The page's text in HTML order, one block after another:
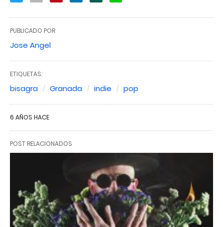
PUBLICADO POR
Jose Angel
ETIQUETAS:
bisagra Granada indie pop
6 AÑOS HACE
POST RELACIONADOS